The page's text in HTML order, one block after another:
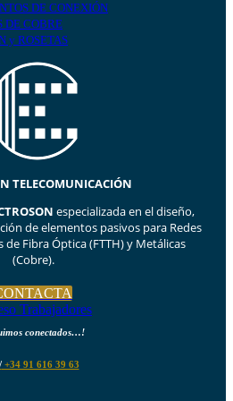
DE CONEXIÓN
COBRE
y ROSETAS
TELECOMUNICACIÓN
especializada en el diseño,
de elementos pasivos para Redes
Fibra Óptica (FTTH) y Metálicas
(Cobre).
Trabajadores
conectados…!
+34 91 616 39 63